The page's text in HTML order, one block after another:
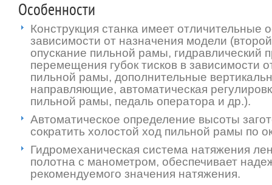
Особенности
Конструкция станка имеет отличительные
зависимости от назначения модели
опускание пильной рамы, гидравлический
перемещения губок тисков в зависимости
пильной рамы, дополнительные
направляющие, автоматическая
пильной рамы, педаль оператора и др.).
Автоматическое определение высоты
сократить холостой ход пильной рамы по
Гидромеханическая система натяжения
полотна с манометром, обеспечивает
рекомендуемого значения натяжения.